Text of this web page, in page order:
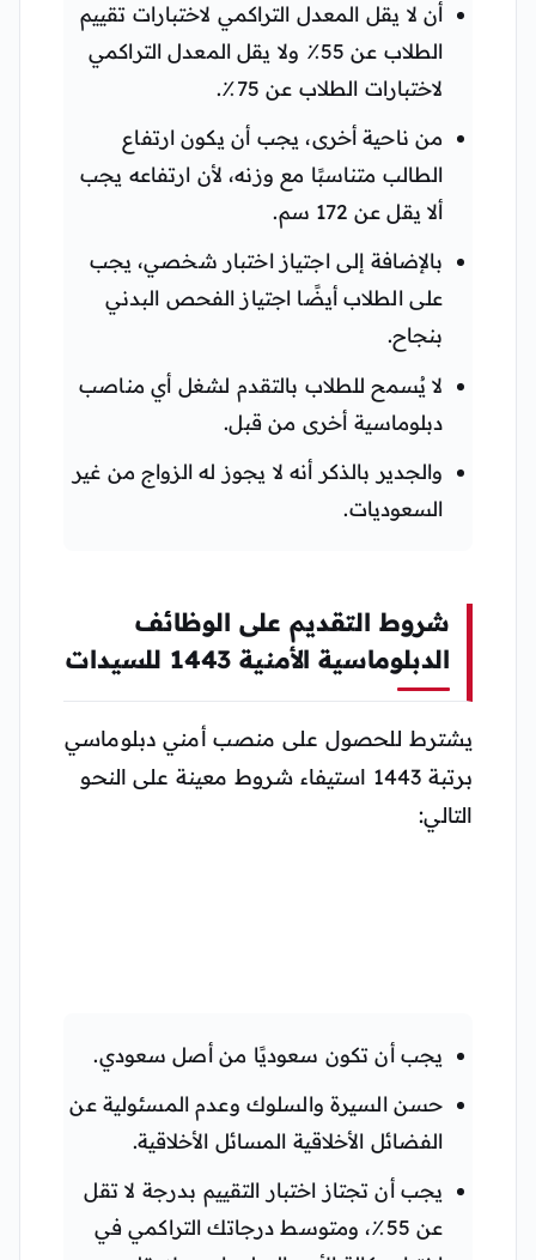
أن لا يقل المعدل التراكمي لاختبارات تقييم
الطلاب عن 55٪ ولا يقل المعدل التراكمي
لاختبارات الطلاب عن 75٪.
من ناحية أخرى، يجب أن يكون ارتفاع
الطالب متناسبًا مع وزنه، لأن ارتفاعه يجب
ألا يقل عن 172 سم.
بالإضافة إلى اجتياز اختبار شخصي، يجب
على الطلاب أيضًا اجتياز الفحص البدني
بنجاح.
لا يُسمح للطلاب بالتقدم لشغل أي مناصب
دبلوماسية أخرى من قبل.
والجدير بالذكر أنه لا يجوز له الزواج من غير
السعوديات.
شروط التقديم على الوظائف
الدبلوماسية الأمنية 1443 للسيدات
يشترط للحصول على منصب أمني دبلوماسي
برتبة 1443 استيفاء شروط معينة على النحو
التالي:
يجب أن تكون سعوديًا من أصل سعودي.
حسن السيرة والسلوك وعدم المسئولية عن
الفضائل الأخلاقية المسائل الأخلاقية.
يجب أن تجتاز اختبار التقييم بدرجة لا تقل
عن 55٪، ومتوسط ​​درجاتك التراكمي في